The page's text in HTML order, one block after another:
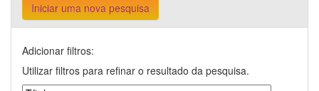
Iniciar uma nova pesquisa
Adicionar filtros:
Utilizar filtros para refinar o resultado da pesquisa.